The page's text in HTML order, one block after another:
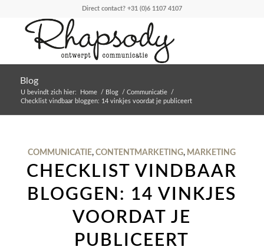
Direct contact? +31 (0)6 1107 4107
Blog
U bevindt zich hier: Home / Blog / Communicatie
/
Checklist vindbaar bloggen: 14 vinkjes voordat je publiceert
COMMUNICATIE,CONTENTMARKETING, MARKETING
CHECKLIST VINDBAAR
BLOGGEN: 14 VINKJES
VOORDAT JE
PUBLICEERT